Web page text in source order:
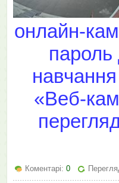
онлайн-
пароль
«Веб-
Коментарі: 0